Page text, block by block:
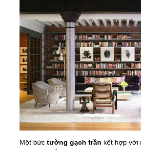
Một bức tường gạch trần kết hợp với